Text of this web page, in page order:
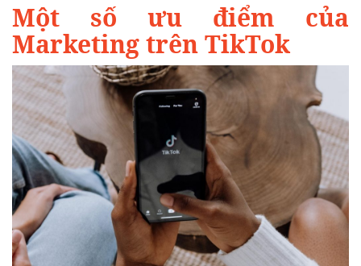
Một số ưu điểm của
Marketing trên TikTok